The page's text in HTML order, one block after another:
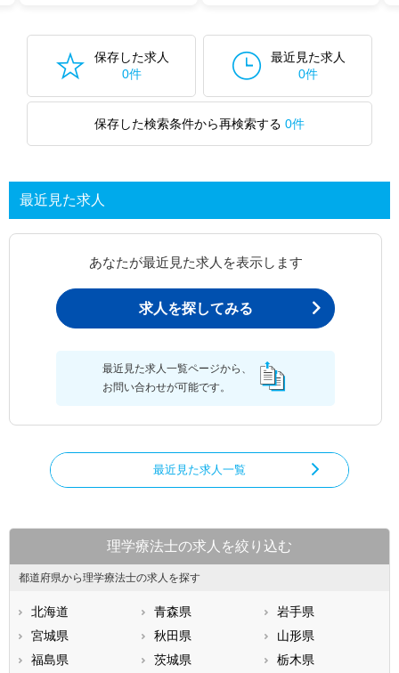
保存した求人
0件
最近見た求人
0件
保存した検索条件から再検索する 0件
最近見た求人
あなたが最近見た求人を表示します
求人を探してみる
最近見た求人一覧ページから、
お問い合わせが可能です。
最近見た求人一覧
理学療法士の求人を絞り込む
都道府県から理学療法士の求人を探す
北海道 青森県
岩手県
宮城県
秋田県
山形県
福島県
茨城県
栃木県